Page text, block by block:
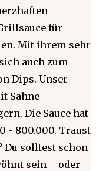
für
Mit ihrem sehr
auch zum
Dips. Unser
Sahne
Die Sauce hat
- 800.000. Traust
Du solltest schon
sein – oder